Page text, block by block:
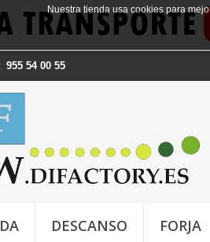
955 54 00 55
Nuestra tienda usa cookies para
DESCANSO FORJA